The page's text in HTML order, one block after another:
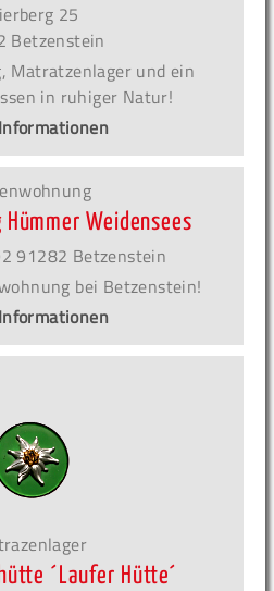
25
Betzenstein
Matratzenlager und ein
in ruhiger Natur!
Hümmer Weidensees
91282 Betzenstein
bei Betzenstein!
´Laufer Hütte´